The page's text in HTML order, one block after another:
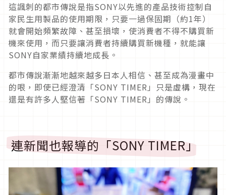
這諷刺的都市傳說是指SONY以先進的產品技術控制自
家民生用製品的使用期限，只要一過保固期（約1年）
就會開始頻繁故障、甚至損壞，使消費者不得不購買新
機來使用，而只要讓消費者持續購買新機種，就能讓
SONY自家業績持續地成長。
都市傳說漸漸地越來越多日本人相信、甚至成為漫畫中
的哏，即使已經澄清「SONY TIMER」只是虛構，現在
還是有許多人堅信著「SONY TIMER」的傳說。
連新聞也報導的「SONY TIMER」